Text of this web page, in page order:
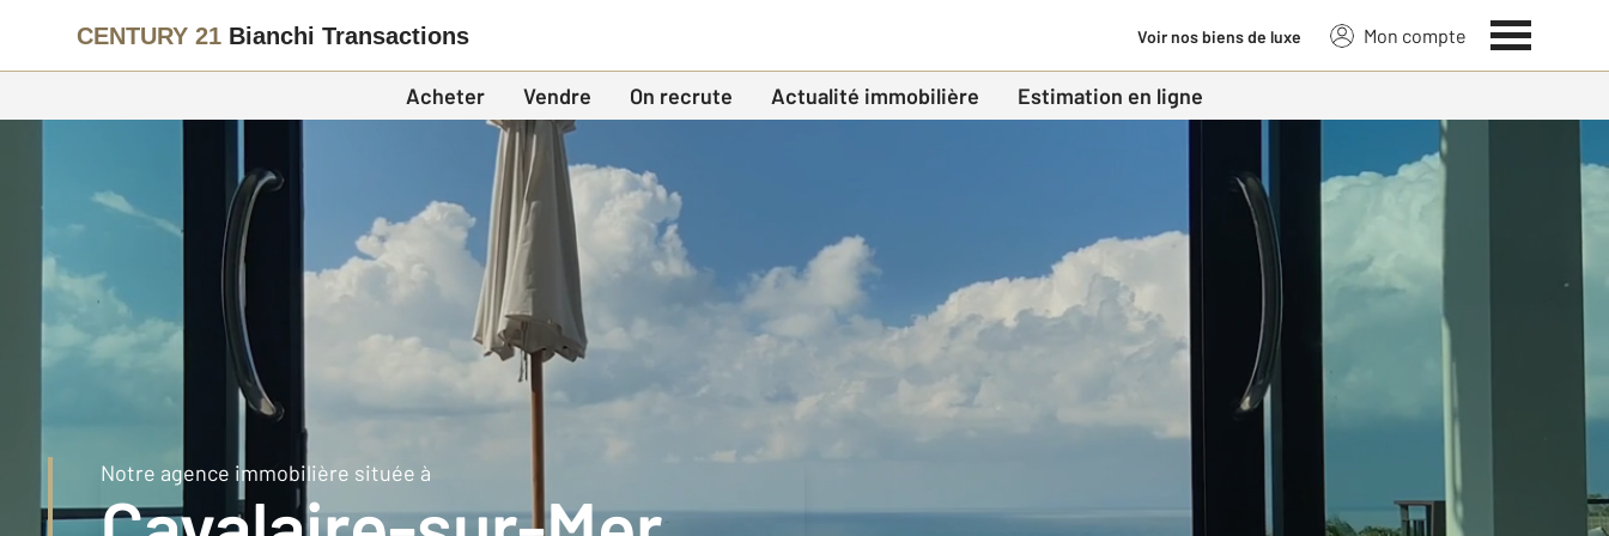
CENTURY 21 Bianchi Transactions Voir nos biens de luxe Mon compte
Acheter Vendre On recrute Actualité immobilière Estimation en ligne
Notre agence immobilière située à